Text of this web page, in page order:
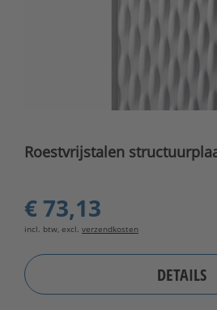
Roestvrijstalen
€ 73,13
incl. btw, excl. verzendkosten
DETAILS